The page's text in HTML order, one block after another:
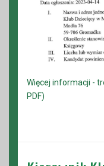
Więcej informacji -
PDF)